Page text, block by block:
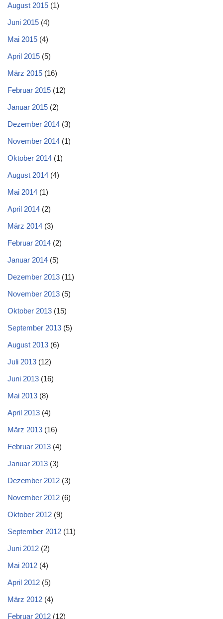
August 2015 (1)
Juni 2015 (4)
Mai 2015 (4)
April 2015 (5)
März 2015 (16)
Februar 2015 (12)
Januar 2015 (2)
Dezember 2014 (3)
November 2014 (1)
Oktober 2014 (1)
August 2014 (4)
Mai 2014 (1)
April 2014 (2)
März 2014 (3)
Februar 2014 (2)
Januar 2014 (5)
Dezember 2013 (11)
November 2013 (5)
Oktober 2013 (15)
September 2013 (5)
August 2013 (6)
Juli 2013 (12)
Juni 2013 (16)
Mai 2013 (8)
April 2013 (4)
März 2013 (16)
Februar 2013 (4)
Januar 2013 (3)
Dezember 2012 (3)
November 2012 (6)
Oktober 2012 (9)
September 2012 (11)
Juni 2012 (2)
Mai 2012 (4)
April 2012 (5)
März 2012 (4)
Februar 2012 (12)